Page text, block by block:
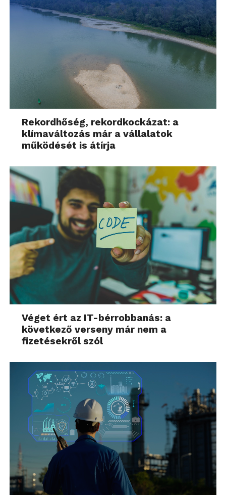
Rekordhőség, rekordkockázat: a
klímaváltozás már a vállalatok
működését is átírja
Véget ért az IT-bérrobbanás: a
következő verseny már nem a
fizetésekről szól